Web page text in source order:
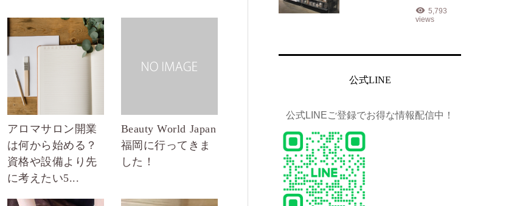
アロマサロン開業
は何から始める？
資格や設備より先
に考えたい5...
Beauty World Japan
福岡に行ってきま
した！
5,793
views
公式LINE
公式LINEご登録でお得な情報配信中！